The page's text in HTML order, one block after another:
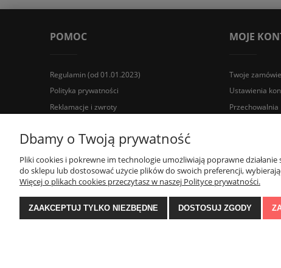
POMOC
Regulamin (od 01.01.2023)
Polityka prywatności
Reklamacje i zwroty
MOJE
Twoje
Ustawienia
Przechowalnia
Wyposażenie łazienek Łazienki.eco | Pawła 23, 41-708
Dbamy o Twoją prywatność
Pliki cookies i pokrewne im technologie umożliwiają poprawne
do sklepu lub dostosować użycie plików do swoich preferencji,
Więcej o plikach cookies przeczytasz w naszej Polityce prywatności.
ZAAKCEPTUJ TYLKO NIEZBĘDNE DOSTOSUJ ZGODY